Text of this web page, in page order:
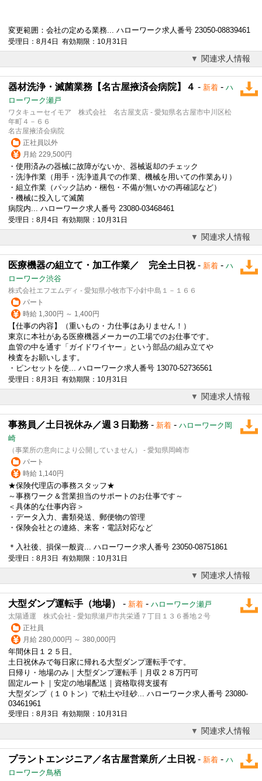
変更範囲：会社の定める業務... ハローワーク求人番号 23050-08839461
受理日：8月4日 有効期限：10月31日
関連求人情報
器材洗浄・滅菌業務【名古屋掖済会病院】４ - 新着 - ハ
ローワーク瀬戸
ワタキューセイモア 株式会社 名古屋支店 - 愛知県名古屋市中川区松
年町４－６６
名古屋掖済会病院
正社員以外
月給 229,500円
・使用済みの器械に故障がないか、器械返却のチェック
・洗浄作業（用手・洗浄道具での作業、機械を用いての作業あり）
・組立作業（パック詰め・梱包・不備が無いかの再確認など）
・機械に投入して滅菌
病院内... ハローワーク求人番号 23080-03468461
受理日：8月4日 有効期限：10月31日
関連求人情報
医療機器の組立て・加工作業／ 完全土日祝- 新着 - ハ
ローワーク渋谷
株式会社エフエムディ - 愛知県小牧市下小針中島１－１６６
パート
時給 1,300円 ～ 1,400円
【仕事の内容】（重いもの・力仕事はありません！）
東京に本社がある医療機器メーカーの工場でのお仕事です。
血管の中を通す「ガイドワイヤー」という部品の組み立てや
検査をお願いします。
・ピンセットを使... ハローワーク求人番号 13070-52736561
受理日：8月3日 有効期限：10月31日
関連求人情報
事務員／土日祝休み／週３日勤務 - 新着 - ハローワーク岡
崎
（事業所の意向により公開していません） - 愛知県岡崎市
パート
時給 1,140円
★保険代理店の事務スタッフ★
～事務ワーク＆営業担当のサポートのお仕事です～
＜具体的な仕事内容＞
・データ入力、書類発送、郵便物の管理
・保険会社との連絡、来客・電話対応など
＊入社後、損保一般資... ハローワーク求人番号 23050-08751861
受理日：8月3日 有効期限：10月31日
関連求人情報
大型ダンプ運転手（地場） - 新着 - ハローワーク瀬戸
太陽通運 株式会社 - 愛知県瀬戸市共栄通７丁目１３６番地２号
正社員
月給 280,000円 ～ 380,000円
年間休日１２５日。
土日祝休みで毎日家に帰れる大型ダンプ運転手です。
日帰り・地場のみ｜大型ダンプ運転手｜月収２８万円可
固定ルート｜安定の地場配送｜資格取得支援有
大型ダンプ（１０トン）で粘土や珪砂... ハローワーク求人番号 23080-
03461961
受理日：8月3日 有効期限：10月31日
関連求人情報
プラントエンジニア／名古屋営業所／土日祝- 新着 - ハ
ローワーク鳥栖